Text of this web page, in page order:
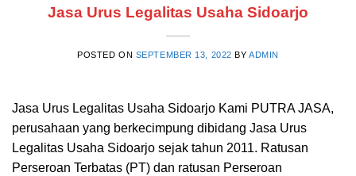
Jasa Urus Legalitas Usaha Sidoarjo
POSTED ON SEPTEMBER 13, 2022 BYADMIN
Jasa Urus Legalitas Usaha Sidoarjo Kami PUTRA JASA,
perusahaan yang berkecimpung dibidang Jasa Urus
Legalitas Usaha Sidoarjo sejak tahun 2011. Ratusan
Perseroan Terbatas (PT) dan ratusan Perseroan